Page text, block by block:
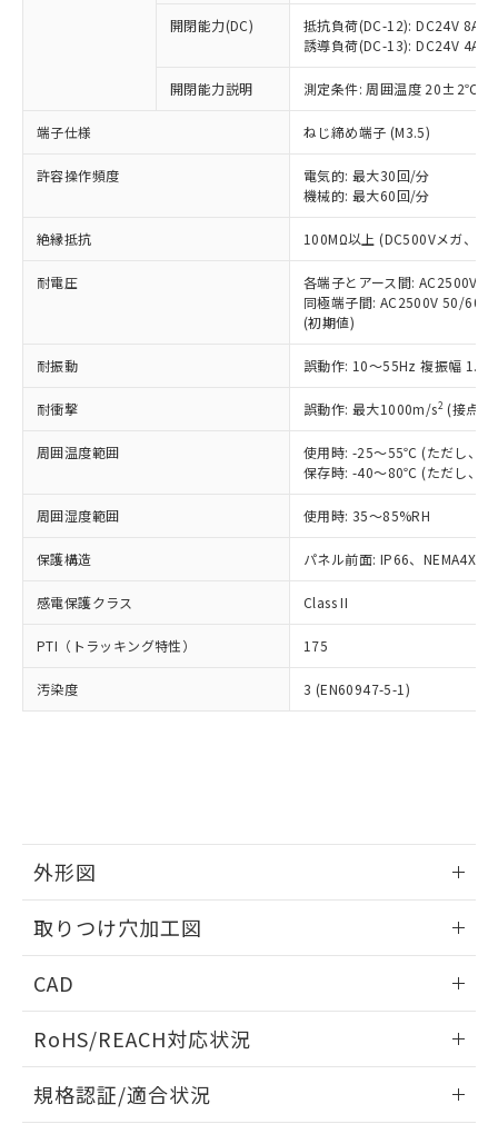
開閉能力(DC)
抵抗負荷(DC-12): DC24V 8A/
誘導負荷(DC-13): DC24V 4A/
開閉能力説明 測定条件: 周囲温度 20±2℃、
端子仕様 ねじ締め端子 (M3.5)
許容操作頻度
電気的: 最大30回/分
機械的: 最大60回/分
絶縁抵抗 100MΩ以上 (DC500Vメガ、点
耐電圧
各端子とアース間: AC2500V
同極端子間: AC2500V 50/
(初期値)
耐振動 誤動作: 10～55Hz 複振幅
耐衝撃 誤動作: 最大1000m/s2 (接点
周囲温度範囲
使用時: -25～55℃ (ただし、氷
保存時: -40～80℃ (ただし、氷
周囲湿度範囲 使用時: 35～85%RH
保護構造 パネル前面: IP66、NEMA4X,
感電保護クラス Class II
PTI（トラッキング特性） 175
汚染度 3 (EN60947-5-1)
外形図
取りつけ穴加工図
CAD
ドすることができます。
ログイン/会員登録
RoHS/REACH対応状況
EU RoHS 注意事項・凡例
規格認証/適合状況
ことをご了承ください。
在庫状況および標準価格照会結果は、
記載している更新日時点での社内デー
タに基づき作成されるものであり、閲
覧された時点での実際の在庫および標
準価格とは異なる場合があることをご
正式な納期状況および標準価格はお客
様のお取引先、またはお客様担当のオ
ムロン制御機器販売店・当社販売員に
オムロン制御機器販売店や当社販売拠
販売ネットワーク
」をご確認
在庫状況および標準価格結果を当社の
事前の承諾なく第三者に漏洩または開
示しないようお願いします。
マイパーツ機能（部品リスト作成サー
ビス）をご利用いただくには、I-Web
メンバーズにご登録されている必要が
お客様が当ウェブサイト上で当社にご
登録された部品リストについて、当社
および当社の共同利用者が、当社の製
品・サービスに関するお客様との取
引・商談に必要な範囲で利用すること
※当社の共同利用者とは、"個人情報
の「1.共同利
用者の範囲」に記載されている法人を
いたものが、含有品と判明した場合などや
むを得ず変更することがあります。
*EU RoHS指令（10物質）：
鉛(Pb) 1000ppm以下、 水銀(Hg) 1000ppm以下、 カド
六価クロム(Cr(Ⅵ)) 1000ppm以下、ポリ臭化ビフェニル
類(PBB) 1000ppm以下、ポリ臭化ジフェニルエーテル類
(PBDE) 1000ppm以下、フタル酸ビス(2-エチルヘキシ
ル) (DEHP)(別名：DOP) 1000ppm以下、フタル酸ブチ
ルベンジル（BBP） 1000ppm以下、フタル酸ジブチル
（DBP） 1000ppm以下、フタル酸ジイソブチル
(DIBP) 1000ppm以下
但し、RoHS指令で産業用監視および制御機器に対する
フタル酸エステル類の４物質については閾値を超える意
図的な使用がないことを確認しています。
部品在庫の切り替え状況などにより、予定
月が前後することがあります。
※3 非含有証明書ダウンロード
下記の非含有証明書をダウンロードするこ
とができます。
EU RoHS指令（10物質）の非含有証明書
51物質の非含有証明書（当社基準）
※本証明書は発行日時点で非含有を証明す
るもので、過去に遡って非含有を証明する
していることから、特段のことがない限
り、2022年1月12日より割愛しておりま
す。
基準値を超えていることを示します。
「－」：未確認です。当社販売部門へお問
ム) : 100ppm、
Cr(Ⅵ)(六価クロム) : 1000ppm、 PBBs(ポリ臭化ビフェ
ニル類) : 1000ppm、 PBDEs(ポリ臭化ジフェニルエーテ
ル類) : 1000ppm、
DBP(フタル酸ジブチル) : 1000ppm、 DIBP(フタル酸ジ
イソブチル) : 1000ppm、 BBP(フタル酸ブチルベンジ
ル) : 1000ppm、
DEHP(フタル酸ビス(2-エチルヘキシル)) : 1000ppm
「ｅ」：有害物質（10物質）のすべてが基
準値以下であることを示します。
「10」：通常の使用状況下において有害物
質が外部に漏えいし、環境に深刻な影響を
及ぼさない年数を意味します。
「－」：未確認です。当社販売部門へお問
い合わせください。
当社は、これら貴社製品のうち、外国
為替および外国貿易法に定める商品
（以下｢規制貨物等」という）を輸出
または国外への提供する場合は、日本
国政府の輸出許可(または役務取引許
可)を取得するなどの必要な手続きを
当社は規制貨物を破棄する場合は、完
全に破砕するなど、違法に輸出されな
いよう必要な手段を講じます。
当社は貴社製品を、核兵器、ミサイ
ル、化学兵器、生物兵器またはその他
武器並びにこれらの製造装置等に一切
当社は、貴社製品を第三者に販売する
場合は、上記1、2および3の内容を当
該第三者に通知します。また当社は、
販売先および販売に係わる関係者が違
法に輸出するおそれがある場合は、取
り引きをいたしません。
キャンセル
説明
○ 一定数以上の在庫あり
一定数には満たないが在庫あり
在庫なし(最新の在庫状況につ
いては、お客様のお取引先、ま
たはお客様担当のオムロン制御
機器販売店・当社販売員にご確
白
受注生産機種、また在庫状況の
情報を公開していない機種